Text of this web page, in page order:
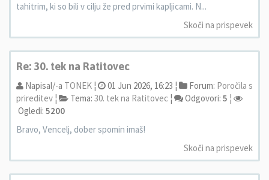
tahitrim, ki so bili v cilju že pred prvimi kapljicami. N...
Skoči na prispevek
Re: 30. tek na Ratitovec
Napisal/-a TONEK ¦ 01 Jun 2026, 16:23 ¦ Forum: Poročila s
prireditev ¦ Tema: 30. tek na Ratitovec ¦ Odgovori: 5 ¦
Ogledi: 5200
Bravo, Vencelj, dober spomin imaš!
Skoči na prispevek